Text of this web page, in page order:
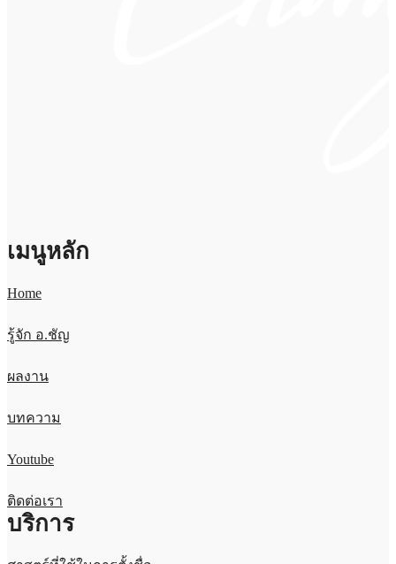
เมนูหลัก
Home
รู้จัก อ.ชัญ
ผลงาน
บทความ
Youtube
ติดต่อเรา
บริการ